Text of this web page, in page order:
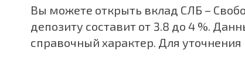
Вы можете открыть вклад СЛБ –
депозиту составит от 3.8 до 4 %.
справочный характер. Для